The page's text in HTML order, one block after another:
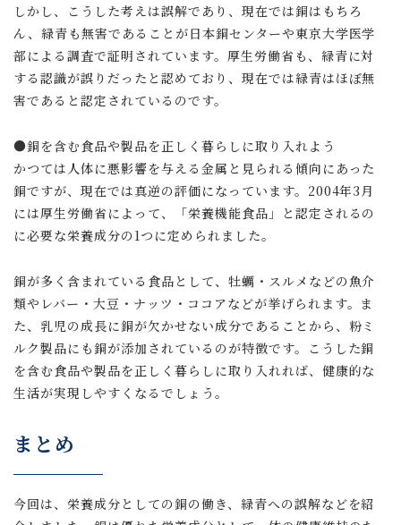
しかし、こうした考えは誤解であり、現在では銅はもちろ
ん、緑青も無害であることが日本銅センターや東京大学医学
部による調査で証明されています。厚生労働省も、緑青に対
する認識が誤りだったと認めており、現在では緑青はほぼ無
害であると認定されているのです。
●銅を含む食品や製品を正しく暮らしに取り入れよう
かつては人体に悪影響を与える金属と見られる傾向にあった
銅ですが、現在では真逆の評価になっています。2004年3月
には厚生労働省によって、「栄養機能食品」と認定されるの
に必要な栄養成分の1つに定められました。
銅が多く含まれている食品として、牡蠣・スルメなどの魚介
類やレバー・大豆・ナッツ・ココアなどが挙げられます。ま
た、乳児の成長に銅が欠かせない成分であることから、粉ミ
ルク製品にも銅が添加されているのが特徴です。こうした銅
を含む食品や製品を正しく暮らしに取り入れれば、健康的な
生活が実現しやすくなるでしょう。
まとめ
今回は、栄養成分としての銅の働き、緑青への誤解などを紹